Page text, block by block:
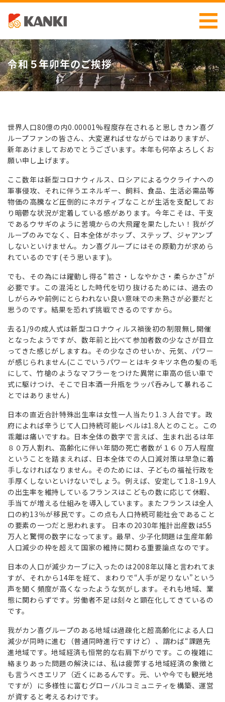
令和５年卯年のご挨拶
世界人口80億の内0.00001%程度存在されると思しきカン喜グ
ループファンの皆さん、大変遅ればせながらではありますが、
新年あけましておめでとうございます。本年も何卒よろしくお
願い申し上げます。
ここ数年は新型コロナウィルス、ロシアによるウクライナへの
軍事侵攻、それに伴うエネルギー、飼料、食品、生活必需品等
物価の高騰など圧倒的にネガティブなことが生活を支配してお
り暗鬱な状況が定着している感があります。今年こそは、干支
であるウサギのように苦境からの大飛躍を果たしたい！我がグ
ループのみでなく、日本全体がホップ、ステップ、ジャアンプ
しないといけません。カン喜グループにはその原動力が求めら
れているのです(そう思います)。
でも、その為には躍動し得る“若さ・しなやかさ・柔らかさ”が
必要です。この混沌とした時代を切り抜けるためには、過去の
しがらみや前例にとらわれない良い意味での未熟さが必要だと
思うのです。結果を恐れず挑戦できるのですから。
去る1/9の成人式は新型コロナウィルス禍後初の制限無し開催
となったようですが、数年前と比べて参加者数の少なさが目立
ってきた感じがしますね。その少なさのせいか、元気、パワー
が感じられません(ここでいうパワーとはキタキツネ色の髪の毛
にして、竹槍のようなマフラーをつけた異常に車高の低い車で
式に駆けつけ、そこで日本酒一升瓶をラッパ呑みして暴れるこ
とではありません)
日本の直近合計特殊出生率は女性一人当たり1.３人台です。政
府によれば辛うじて人口持続可能レベルは1.8人とのこと。この
乖離は痛いですね。日本全体の数字で言えば、生まれ出るは年
８０万人割れ、高齢化に伴い年間の死亡者数が１６０万人程度
ということを踏まえれば、日本全体での人口減対策は早急に着
手しなければなりません。そのためには、子どもの福祉行政を
手厚くしないといけないでしょう。例えば、安定して1.8-1.9人
の出生率を維持しているフランスはこどもの数に応じて休暇、
手当てが増える仕組みを導入しています。またフランスは全人
口の約13％が移民です。この点も人口持続可能社会であること
の要素の一つだと思われます。 日本の2030年推計出産数は55
万人と驚愕の数字になってます。最早、少子化問題は生産年齢
人口減少の枠を超えて国家の維持に関わる重要論点なのです。
日本の人口が減少カーブに入ったのは2008年以降と言われてま
すが、それから14年を経て、まわりで“人手が足りない”という
声を聞く頻度が高くなったような気がします。それも地域、業
態に関わらずです。労働者不足は刻々と顕在化してきているの
です。
我がカン喜グループのある地域は過疎化と超高齢化による人口
減少が同時に進む（普通同時進行ですけど）、謂わば“課題先
進地域です。地域経済も恒常的な右肩下がりです。この複雑に
絡まりあった問題の解決には、私は疲弊する地域経済の象徴と
も言うべきエリア（近くにあるんです。元、いや今でも観光地
ですが）に多様性に富むグローバルコミュニティを構築、運営
が資すると考えるわけです。